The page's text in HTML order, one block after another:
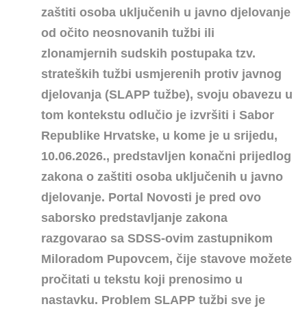
zaštiti osoba uključenih u javno djelovanje
od očito neosnovanih tužbi ili
zlonamjernih sudskih postupaka tzv.
strateških tužbi usmjerenih protiv javnog
djelovanja (SLAPP tužbe), svoju obavezu u
tom kontekstu odlučio je izvršiti i Sabor
Republike Hrvatske, u kome je u srijedu,
10.06.2026., predstavljen konačni prijedlog
zakona o zaštiti osoba uključenih u javno
djelovanje. Portal Novosti je pred ovo
saborsko predstavljanje zakona
razgovarao sa SDSS-ovim zastupnikom
Miloradom Pupovcem, čije stavove možete
pročitati u tekstu koji prenosimo u
nastavku. Problem SLAPP tužbi sve je